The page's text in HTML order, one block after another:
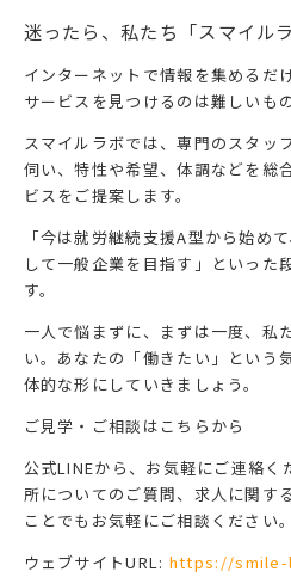
迷ったら、私たち「スマイル
インターネットで情報を集めるだ
サービスを見つけるのは難しいもの
スマイルラボでは、専門のスタッ
伺い、特性や希望、体調などを総
ビスをご提案します。
「今は就労継続支援A型から始め
して一般企業を目指す」といった
す。
一人で悩まずに、まずは一度、私
い。あなたの「働きたい」という
体的な形にしていきましょう。
ご見学・ご相談はこちらから
公式LINEから、お気軽にご連絡く
所についてのご質問、求人に関す
ことでもお気軽にご相談ください。
ウェブサイトURL: https://smile-